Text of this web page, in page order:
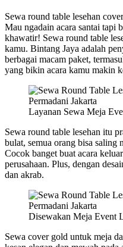
Sewa round table lesehan
Mau ngadain acara santai tapi
khawatir! Sewa round table
kamu. Bintang Jaya adalah
berbagai macam paket,
yang bikin acara kamu makin
Layanan Sewa Meja
Sewa round table lesehan itu
bulat, semua orang bisa saling
Cocok banget buat acara
perusahaan. Plus, dengan
dan akrab.
Disewakan Meja Event
Sewa cover gold untuk meja